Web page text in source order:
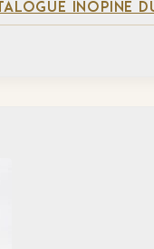
INOPINÉ